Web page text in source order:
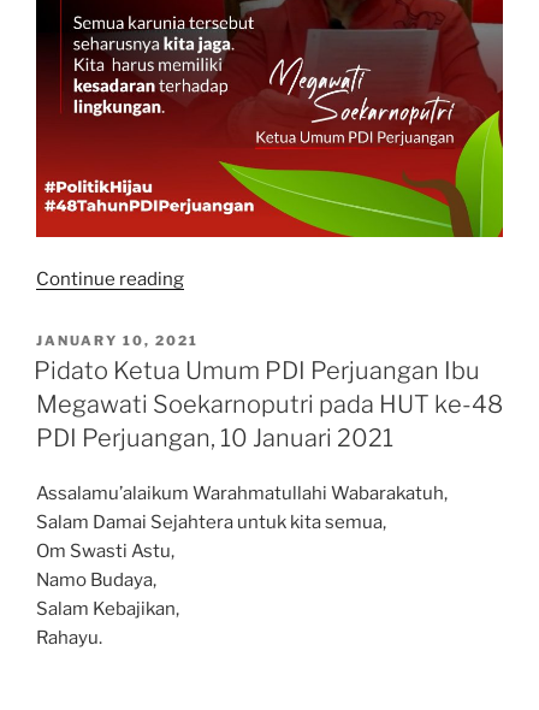
Continue reading“Pesan
Mega
pada
HUT
48
POSTED
ON
JANUARY 10, 2021
Pidato Ketua Umum PDI Perjuangan Ibu
Megawati Soekarnoputri pada HUT ke-48
PDI Perjuangan, 10 Januari 2021
Assalamu’alaikum Warahmatullahi Wabarakatuh,
Salam Damai Sejahtera untuk kita semua,
Om Swasti Astu,
Namo Budaya,
Salam Kebajikan,
Rahayu.